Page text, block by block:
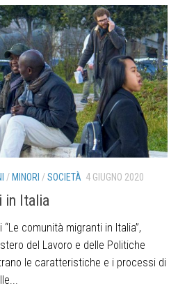
/ MINORI /SOCIETÀ 4 GIUGNO 2020
in Italia
comunità migranti in Italia”,
del Lavoro e delle Politiche
le caratteristiche e i processi di